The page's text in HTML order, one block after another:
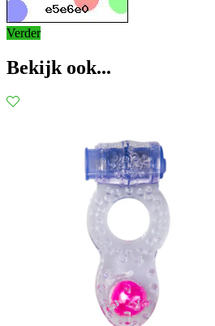
Verder
Bekijk ook...